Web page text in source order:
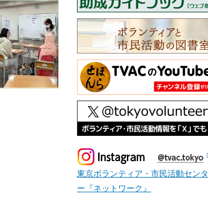
東京ボランティア・市民活動センタ
ー『ネットワーク』